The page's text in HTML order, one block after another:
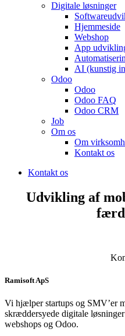
Digitale løsninger
Hjemmeside
Webshop
App
AI (kunstig
Odoo
Odoo
Odoo FAQ
Odoo CRM
Job
Om os
Om
Kontakt os
Kontakt os
Udvikling af
Ramisoft ApS ​
Vi hjælper startups og SMV’er
skræddersyede digitale
webshops og Odoo.